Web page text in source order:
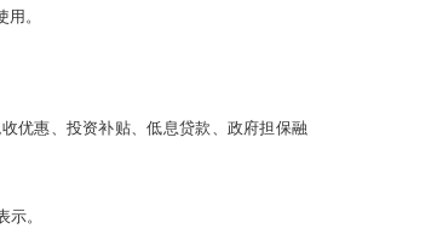
。
优惠、投资补贴、低息贷款、政府担保融
。